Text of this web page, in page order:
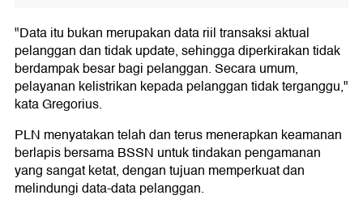
"Data itu bukan merupakan data riil transaksi aktual
pelanggan dan tidak update, sehingga diperkirakan tidak
berdampak besar bagi pelanggan. Secara umum,
pelayanan kelistrikan kepada pelanggan tidak terganggu,"
kata Gregorius.
PLN menyatakan telah dan terus menerapkan keamanan
berlapis bersama BSSN untuk tindakan pengamanan
yang sangat ketat, dengan tujuan memperkuat dan
melindungi data-data pelanggan.